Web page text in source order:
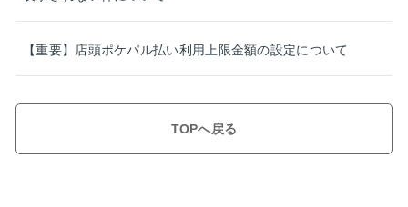
【重要】店頭ポケパル払い利用上限金額の設定について
TOPへ戻る